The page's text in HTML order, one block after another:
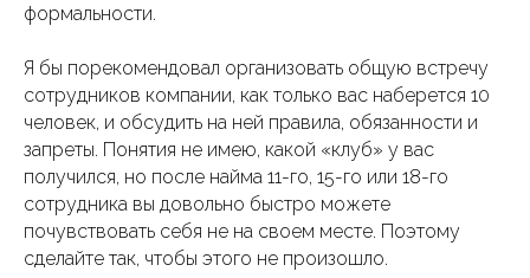
формальности.
Я бы порекомендовал организовать общую встречу
сотрудников компании, как только вас наберется 10
человек, и обсудить на ней правила, обязанности и
запреты. Понятия не имею, какой «клуб» у вас
получился, но после найма 11-го, 15-го или 18-го
сотрудника вы довольно быстро можете
почувствовать себя не на своем месте. Поэтому
сделайте так, чтобы этого не произошло.